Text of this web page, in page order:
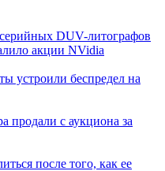
DUV-литографов
акции NVidia
устроили беспредел на
продали с аукциона за
после того, как ее